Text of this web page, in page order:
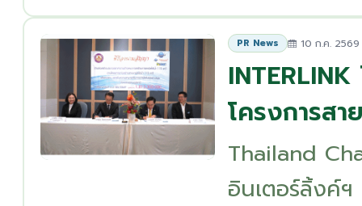
PR News 10 ก.ค. 2569
โครงการส
Thailand
อินเตอร์ลิ้งค์